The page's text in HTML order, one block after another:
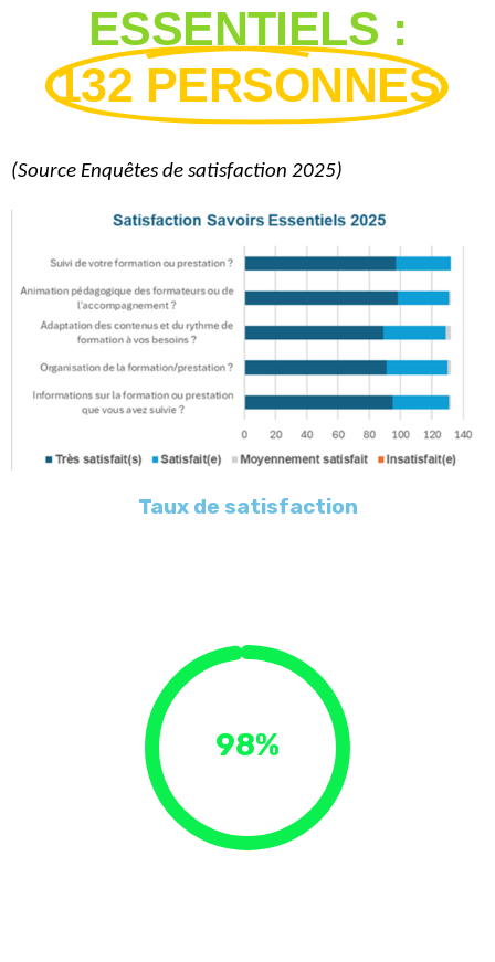
ESSENTIELS :
132 PERSONNES
(Source Enquêtes de satisfaction 2025)
Taux de satisfaction
98%